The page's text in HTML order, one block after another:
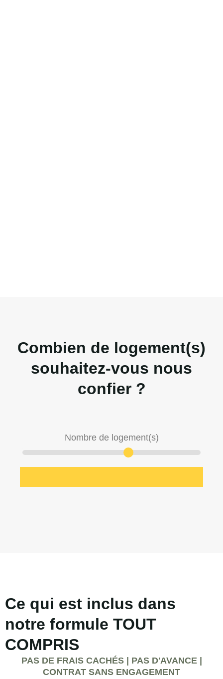
Combien de logement(s)
souhaitez-vous nous
confier ?
Nombre de logement(s)
Ce qui est inclus dans
notre formule TOUT
COMPRIS
PAS DE FRAIS CACHÉS | PAS D'AVANCE |
CONTRAT SANS ENGAGEMENT